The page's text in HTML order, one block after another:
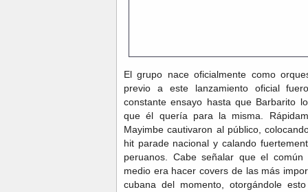
El grupo nace oficialmente como
previo a este lanzamiento oficial
constante ensayo hasta que Barbarito
que él quería para la misma.
Mayimbe cautivaron al público,
hit parade nacional y calando
peruanos. Cabe señalar que el
medio era hacer covers de las más
cubana del momento, otorgándole